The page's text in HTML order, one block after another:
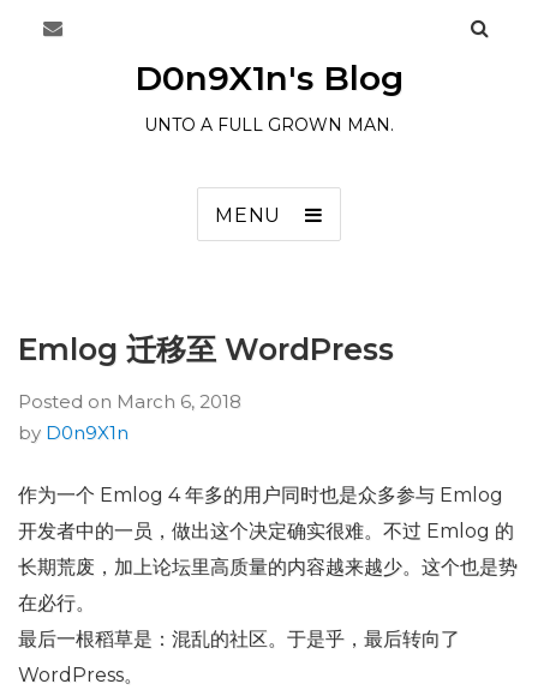
D0n9X1n's Blog
UNTO A FULL GROWN MAN.
MENU
Emlog 迁移至 WordPress
Posted on March 6, 2018
by D0n9X1n
作为一个 Emlog 4 年多的用户同时也是众多参与 Emlog
开发者中的一员，做出这个决定确实很难。不过 Emlog 的
长期荒废，加上论坛里高质量的内容越来越少。这个也是势
在必行。
最后一根稻草是：混乱的社区。于是乎，最后转向了
WordPress。